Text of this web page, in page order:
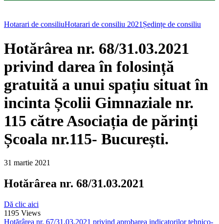
Hotarari de consiliuHotarari de consiliu 2021 Ședințe de consiliu
Hotărârea nr. 68/31.03.2021
privind darea în folosință
gratuită a unui spațiu situat în
incinta Școlii Gimnaziale nr.
115 către Asociația de părinți
Școala nr.115- București.
31 martie 2021
Hotărârea nr. 68/31.03.2021
Dă clic aici
1195 Views
Hotărârea nr. 67/31.03.2021 privind aprobarea indicatorilor tehnico-